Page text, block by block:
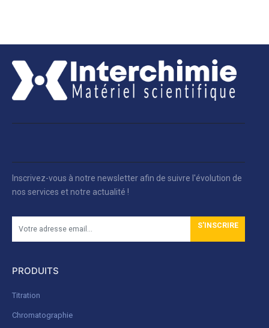
Inscrivez-vous à notre newsletter afin de suivre l'évolution de
nos services et notre actualité !
S'INSCRIRE
PRODUITS
Titration
Chromatographie